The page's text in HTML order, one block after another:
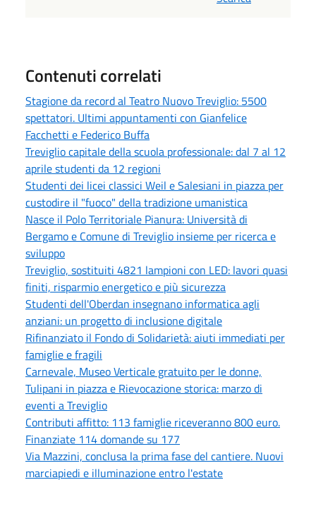
Contenuti correlati
Stagione da record al Teatro Nuovo Treviglio: 5500
spettatori. Ultimi appuntamenti con Gianfelice
Facchetti e Federico Buffa
Treviglio capitale della scuola professionale: dal 7 al 12
aprile studenti da 12 regioni
Studenti dei licei classici Weil e Salesiani in piazza per
custodire il "fuoco" della tradizione umanistica
Nasce il Polo Territoriale Pianura: Università di
Bergamo e Comune di Treviglio insieme per ricerca e
sviluppo
Treviglio, sostituiti 4821 lampioni con LED: lavori quasi
finiti, risparmio energetico e più sicurezza
Studenti dell'Oberdan insegnano informatica agli
anziani: un progetto di inclusione digitale
Rifinanziato il Fondo di Solidarietà: aiuti immediati per
famiglie e fragili
Carnevale, Museo Verticale gratuito per le donne,
Tulipani in piazza e Rievocazione storica: marzo di
eventi a Treviglio
Contributi affitto: 113 famiglie riceveranno 800 euro.
Finanziate 114 domande su 177
Via Mazzini, conclusa la prima fase del cantiere. Nuovi
marciapiedi e illuminazione entro l'estate